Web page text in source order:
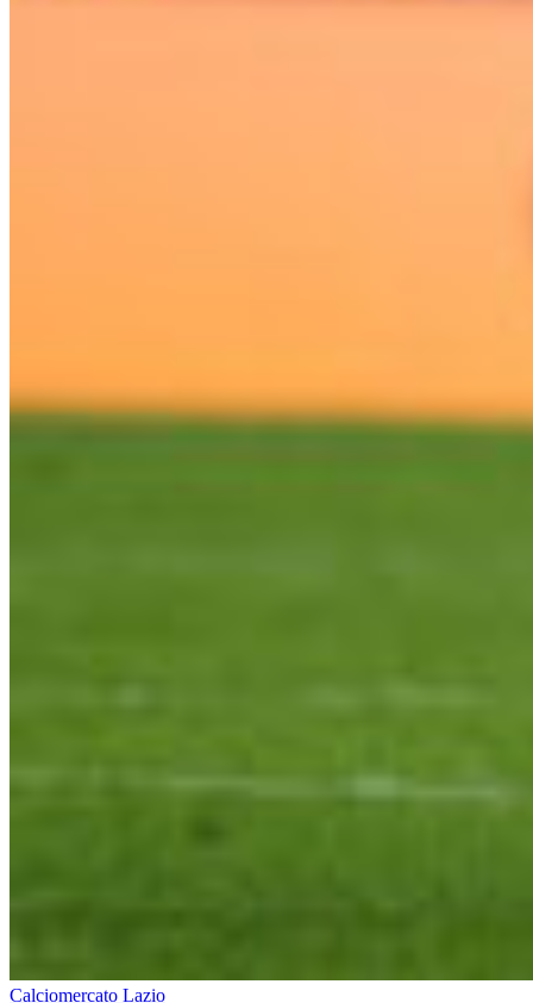
Calciomercato Lazio